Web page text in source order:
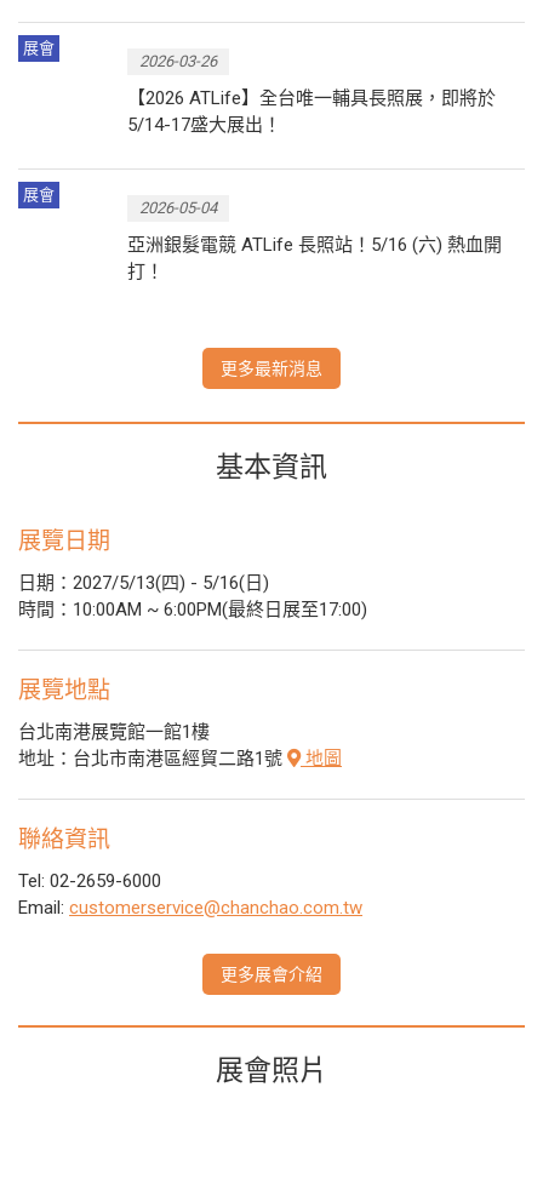
展會
2026-03-26
【2026 ATLife】全台唯一輔具長照展，即將於
5/14-17盛大展出！
展會
2026-05-04
亞洲銀髮電競 ATLife 長照站！5/16 (六) 熱血開
打！
更多最新消息
基本資訊
展覽日期
日期：2027/5/13(四) - 5/16(日)
時間：10:00AM ~ 6:00PM(最終日展至17:00)
展覽地點
台北南港展覽館一館1樓
地址：台北市南港區經貿二路1號
地圖
聯絡資訊
Tel: 02-2659-6000
Email: customerservice@chanchao.com.tw
更多展會介紹
展會照片